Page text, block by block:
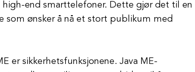
high-end smarttelefoner. Dette gjør det til en
ønsker å nå et stort publikum med
er sikkerhetsfunksjonene. Java ME-